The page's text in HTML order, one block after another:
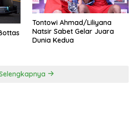
Tontowi Ahmad/Liliyana
Natsir Sabet Gelar Juara
Dunia Kedua